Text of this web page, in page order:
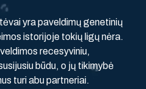
yra paveldimų genetinių
istorijoje tokių ligų nėra.
recesyviniu,
būdu, o jų tikimybė
turi abu partneriai.